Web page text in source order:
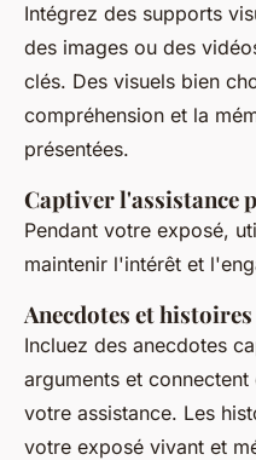
Intégrez des supports
des images ou des
clés. Des visuels bien
compréhension et la
présentées.
Captiver l'assistance
Pendant votre exposé,
maintenir l'intérêt et
Anecdotes et histoires
Incluez des anecdotes
arguments et
votre assistance. Les
votre exposé vivant et